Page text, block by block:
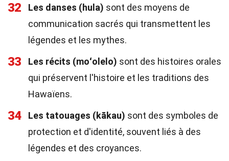
32 Les danses (hula) sont des moyens de
communication sacrés qui transmettent les
légendes et les mythes.
33 Les récits (moʻolelo) sont des histoires orales
qui préservent l'histoire et les traditions des
Hawaïens.
34 Les tatouages (kākau) sont des symboles de
protection et d'identité, souvent liés à des
légendes et des croyances.